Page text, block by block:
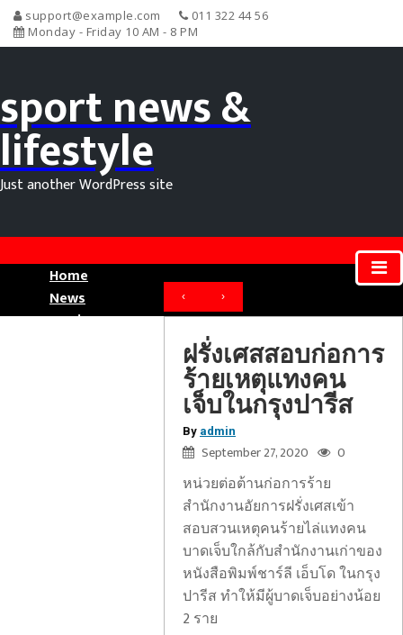
support@example.com
011 322 44 56
Monday - Friday 10 AM - 8 PM
sport news &
lifestyle
Just another WordPress site
Home
News
Movie News
‹ ›
ฝรั่งเศสสอบก่อการ
ร้ายเหตุแทงคน
เจ็บในกรุงปารีส
By admin
September 27, 2020 0
หน่วยต่อต้านก่อการร้าย
สำนักงานอัยการฝรั่งเศสเข้า
สอบสวนเหตุคนร้ายไล่แทงคน
บาดเจ็บใกล้กับสำนักงานเก่าของ
หนังสือพิมพ์ชาร์ลี เอ็บโด ในกรุง
ปารีส ทำให้มีผู้บาดเจ็บอย่างน้อย
2 ราย